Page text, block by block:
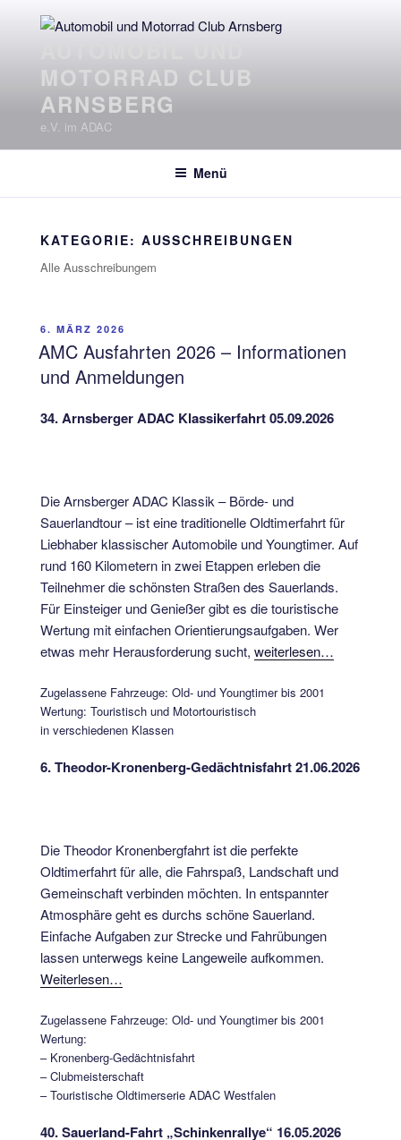
MOTORRAD CLUB
ARNSBERG
e.V. im ADAC
Menü
KATEGORIE: AUSSCHREIBUNGEN
Alle Ausschreibungem
VERÖFFENTLICHT
AM
6. MÄRZ 2026
AMC Ausfahrten 2026 – Informationen
und Anmeldungen
34. Arnsberger ADAC Klassikerfahrt 05.09.2026
Die Arnsberger ADAC Klassik – Börde- und
Sauerlandtour – ist eine traditionelle Oldtimerfahrt für
Liebhaber klassischer Automobile und Youngtimer. Auf
rund 160 Kilometern in zwei Etappen erleben die
Teilnehmer die schönsten Straßen des Sauerlands.
Für Einsteiger und Genießer gibt es die touristische
Wertung mit einfachen Orientierungsaufgaben. Wer
etwas mehr Herausforderung sucht, weiterlesen…
Zugelassene Fahrzeuge: Old- und Youngtimer bis 2001
Wertung: Touristisch und Motortouristisch
in verschiedenen Klassen
6. Theodor-Kronenberg-Gedächtnisfahrt 21.06.2026
Die Theodor Kronenbergfahrt ist die perfekte
Oldtimerfahrt für alle, die Fahrspaß, Landschaft und
Gemeinschaft verbinden möchten. In entspannter
Atmosphäre geht es durchs schöne Sauerland.
Einfache Aufgaben zur Strecke und Fahrübungen
lassen unterwegs keine Langeweile aufkommen.
Weiterlesen…
Zugelassene Fahrzeuge: Old- und Youngtimer bis 2001
Wertung:
– Kronenberg-Gedächtnisfahrt
– Clubmeisterschaft
– Touristische Oldtimerserie ADAC Westfalen
40. Sauerland-Fahrt „Schinkenrallye“ 16.05.2026